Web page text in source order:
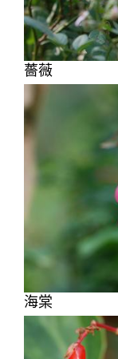
薔薇
海棠